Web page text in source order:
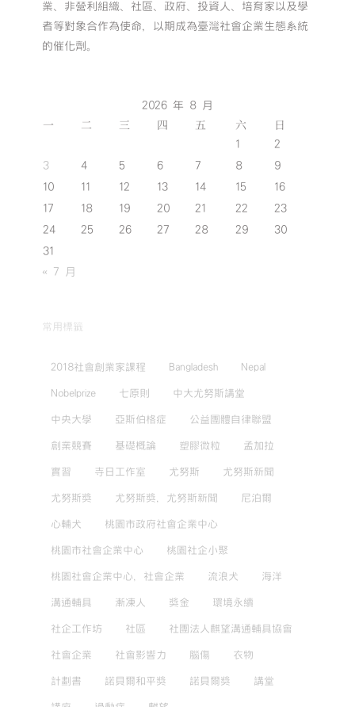
業、非營利組織、社區、政府、投資人、培育家以及學
者等對象合作為使命，以期成為臺灣社會企業生態系統
的催化劑。
2026 年 8 月
一 二 三 四 五 六 日
1
2
3
4 5 6 7 8
9
10
11 12 13 14 15
16
17
18 19 20 21 22
23
24
25 26 27 28 29
30
31
« 7 月
常用標籤
2018社會創業家課程 Bangladesh Nepal
Nobelprize 七原則 中大尤努斯講堂
中央大學 亞斯伯格症 公益團體自律聯盟
創業競賽 基礎概論 塑膠微粒 孟加拉
實習 寺日工作室 尤努斯 尤努斯新聞
尤努斯獎 尤努斯獎，尤努斯新聞 尼泊爾
心輔犬 桃園市政府社會企業中心
桃園市社會企業中心 桃園社企小聚
桃園社會企業中心，社會企業 流浪犬 海洋
溝通輔具 漸凍人 獎金 環境永續
社企工作坊 社區 社團法人麒望溝通輔具協會
社會企業 社會影響力 腦傷 衣物
計劃書 諾貝爾和平獎 諾貝爾獎 講堂